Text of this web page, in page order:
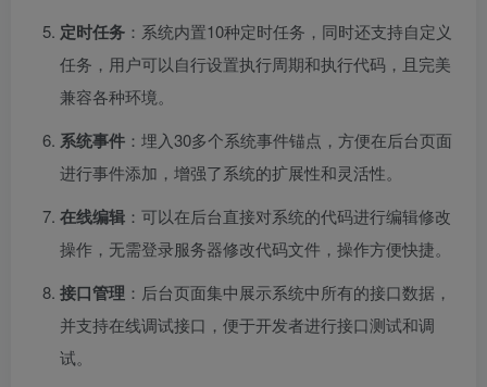
定时任务 ：系统内置10种定时任务，同时还支持自定义
任务，用户可以自行设置执行周期和执行代码，且完美
兼容各种环境。
系统事件 ：埋入30多个系统事件锚点，方便在后台页面
进行事件添加，增强了系统的扩展性和灵活性。
在线编辑 ：可以在后台直接对系统的代码进行编辑修改
操作，无需登录服务器修改代码文件，操作方便快捷。
接口管理 ：后台页面集中展示系统中所有的接口数据，
并支持在线调试接口，便于开发者进行接口测试和调
试。